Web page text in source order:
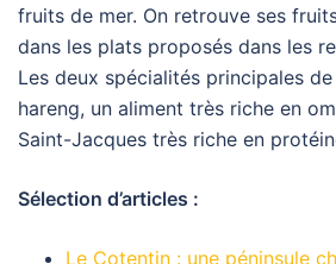
fruits de mer. On retrouve ses
dans les plats proposés dans les
Les deux spécialités principales
hareng, un aliment très riche en
Saint-Jacques très riche en
Sélection d’articles :
Le Cotentin : une péninsule